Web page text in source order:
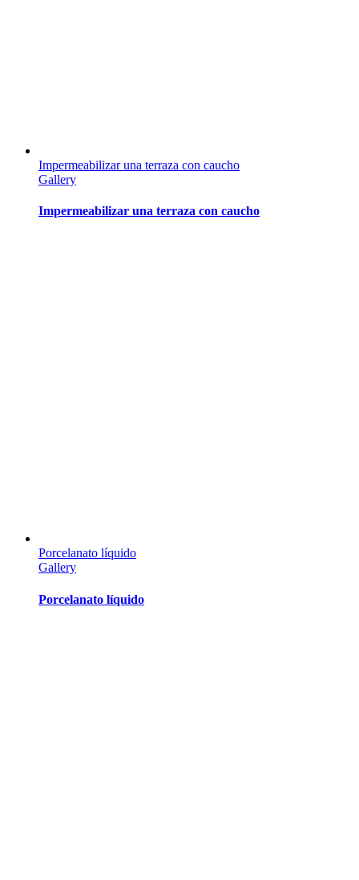
Impermeabilizar una terraza con caucho
Gallery
Impermeabilizar una terraza con caucho
Porcelanato líquido
Gallery
Porcelanato líquido